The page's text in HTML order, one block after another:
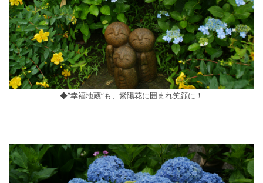
◆”幸福地蔵”も、紫陽花に囲まれ笑顔に！